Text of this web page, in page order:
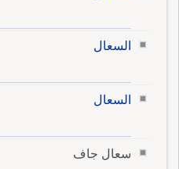
السعال
السعال
سعال جاف